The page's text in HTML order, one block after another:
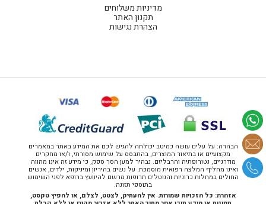
מדיניות משלוחים
תקנון האתר
הצהרת נגישות
הבהרה: על עלים עושה כמיטב יכולתה להגיש לכם את המידע באתר במאמרים
מקצועיים או בתיאור המוצרים, בהתבסס על שימוש מסורתי, ו/או מחקרים
מודרניים, נטורופתיה והרבליזם. נבהיר למען הסר ספק, כי מידע זה אינו מהווה
ואינו מחליף המלצה רפואית מוסמכת. על נשים בהיריון ומיניקות, ילדים, אנשים
החולים במחלות כרוניות והנוטלים תרופות מרשם להיוועץ ברופא לפני השימוש
בתוספי תזונה.
אזהרה: כל הזכויות שמורות. אין להעתיק, לצטט, לצלם, או להפיץ טקסט,